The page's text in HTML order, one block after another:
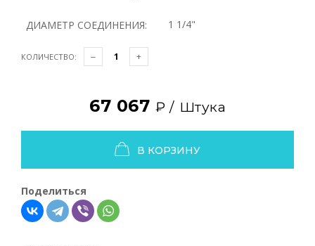
ДИАМЕТР СОЕДИНЕНИЯ: 1 1/4"
КОЛИЧЕСТВО:
67 067 ₽ / Штука
В КОРЗИНУ
Поделиться